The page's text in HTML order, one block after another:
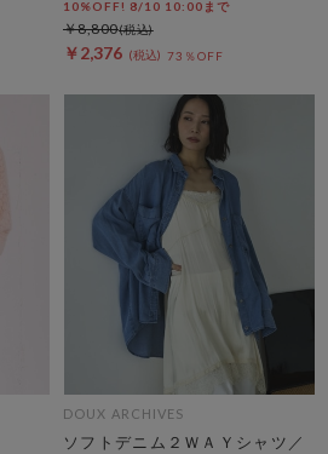
10%OFF! 8/10 10:00まで
￥2,376 73％OFF
￥8,800
DOUX ARCHIVES
ソフトデニム２ＷＡＹシャツ／